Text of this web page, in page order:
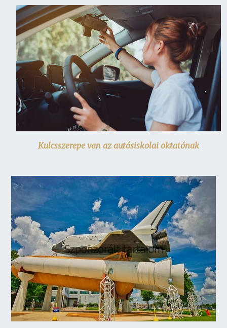
Kulcsszerepe van az autósiskolai oktatónak